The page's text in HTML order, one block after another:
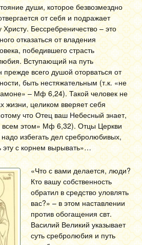
души, которое безвозмездно
от себя и подражает
Бессребреничество – это
отказаться от владения
победившего страсть
Вступающий на путь
всего душой оторваться от
быть нестяжательным (т.к. «не
– Мф 6,24). Такой человек не
жизни, целиком вверяет себя
что Отец ваш Небесный знает,
всем этом» Мф 6,32). Отцы Церкви
надо избегать дел сребролюбивых,
эту с корнем вырывать»…
«Что с вами делается, люди?
Кто вашу собственность
обратил в средство уловлять
вас?» – в этом наставлении
против обогащения свт.
Василий Великий указывает
суть сребролюбия и путь